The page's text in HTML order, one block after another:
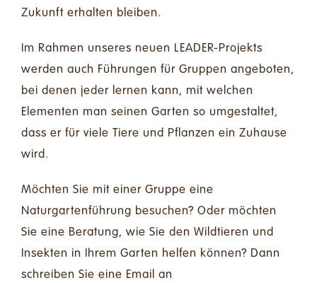
Zukunft erhalten bleiben.
Im Rahmen unseres neuen LEADER-Projekts
werden auch Führungen für Gruppen angeboten,
bei denen jeder lernen kann, mit welchen
Elementen man seinen Garten so umgestaltet,
dass er für viele Tiere und Pflanzen ein Zuhause
wird.
Möchten Sie mit einer Gruppe eine
Naturgartenführung besuchen? Oder möchten
Sie eine Beratung, wie Sie den Wildtieren und
Insekten in Ihrem Garten helfen können? Dann
schreiben Sie eine Email an